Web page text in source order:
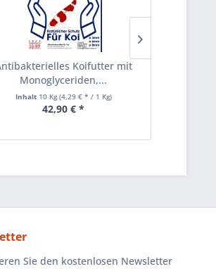
Koifutter mit
Monoglyceriden,...
Inhalt 10 Kg(4,29 € * / 1 Kg)
42,90 € *
Sie den kostenlosen Newsletter